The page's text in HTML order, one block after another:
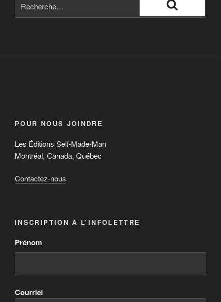
POUR NOUS JOINDRE
Les Éditions Self-Made-Man
Montréal, Canada, Québec
Contactez-nous
INSCRIPTION À L’INFOLETTRE
Prénom
Courriel